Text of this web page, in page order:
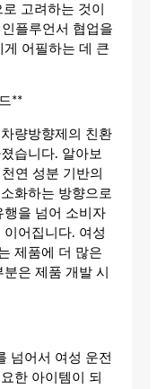
고려하는 것이
플루언서 협업을
어필하는 데 큰
**
량방향제의 친환
습니다. 알아보
연 성분 기반의
화하는 방향으로
행을 넘어 소비자
어집니다. 여성
제품에 더 많은
은 제품 개발 시
넘어서 여성 운전
한 아이템이 되